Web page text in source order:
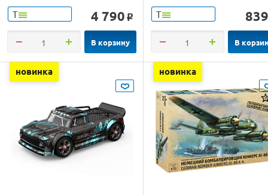
Т 4 790 o
В корзину
Т 839
В
новинка новинка